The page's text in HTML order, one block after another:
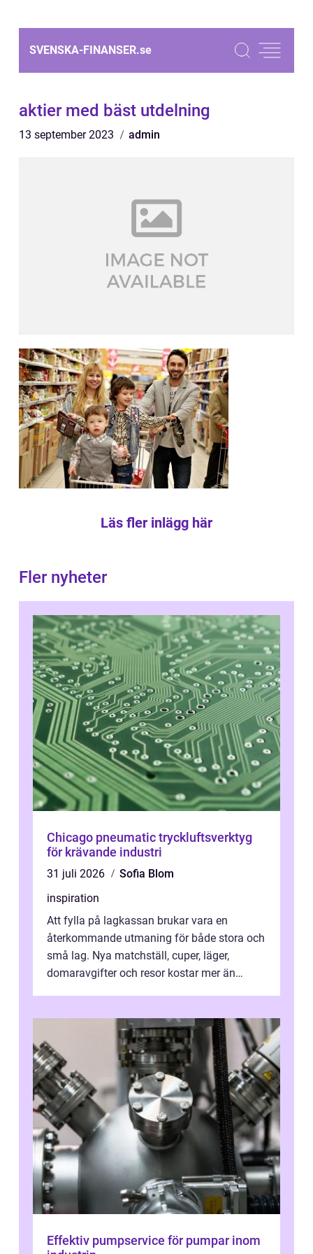
SVENSKA-FINANSER.se
aktier med bäst utdelning
13 september 2023 admin
Läs fler inlägg här
Fler nyheter
Chicago pneumatic tryckluftsverktyg
för krävande industri
31 juli 2026
Sofia Blom
inspiration
Att fylla på lagkassan brukar vara en
återkommande utmaning för både stora och
små lag. Nya matchställ, cuper, läger,
domaravgifter och resor kostar mer än
Effektiv pumpservice för pumpar inom